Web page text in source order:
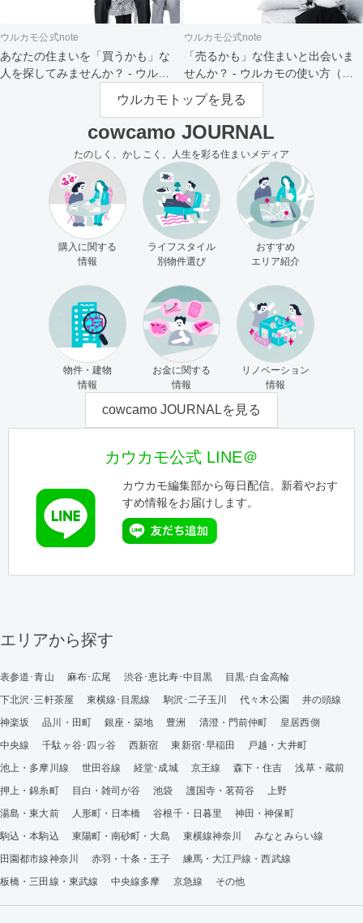
ウルカモ公式note
あなたの住まいを「買うかも」な
人を探してみませんか？ - ウルカ
ウルカモ公式note
「売るかも」な住まいと出会いま
せんか？ - ウルカモの使い方（買
主さま向け）
ウルカモトップを見る
cowcamo JOURNAL
たのしく、かしこく、人生を彩る住まいメディア
購入に関する
情報
ライフスタイル
別物件選び
おすすめ
エリア紹介
物件・建物
情報
お金に関する
情報
リノベーション
情報
cowcamo JOURNALを見る
カウカモ公式 LINE＠
カウカモ編集部から毎日配信。新着やおす
すめ情報をお届けします。
エリアから探す
表参道･青山 麻布･広尾 渋谷･恵比寿･中目黒
目黒･白金高輪
下北沢･三軒茶屋
東横線･目黒線 駒沢･二子玉川 代々木公園
井の頭線
神楽坂
品川・田町 銀座・築地 豊洲 清澄・門前仲町
皇居西側
中央線
千駄ヶ谷･四ッ谷 西新宿 東新宿･早稲田
戸越・大井町
池上・多摩川線
世田谷線 経堂･成城 京王線 森下・住吉
浅草・蔵前
押上・錦糸町
目白・雑司が谷 池袋 護国寺・茗荷谷
上野
湯島・東大前
人形町・日本橋 谷根千・日暮里
神田・神保町
駒込・本駒込
東陽町・南砂町・大島 東横線神奈川
みなとみらい線
田園都市線神奈川
赤羽・十条・王子
練馬・大江戸線・西武線
板橋・三田線・東武線
中央線多摩 京急線 その他